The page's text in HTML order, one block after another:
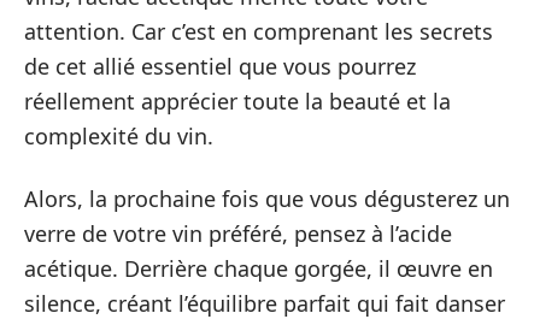
attention. Car c’est en comprenant les secrets
de cet allié essentiel que vous pourrez
réellement apprécier toute la beauté et la
complexité du vin.
Alors, la prochaine fois que vous dégusterez un
verre de votre vin préféré, pensez à l’acide
acétique. Derrière chaque gorgée, il œuvre en
silence, créant l’équilibre parfait qui fait danser